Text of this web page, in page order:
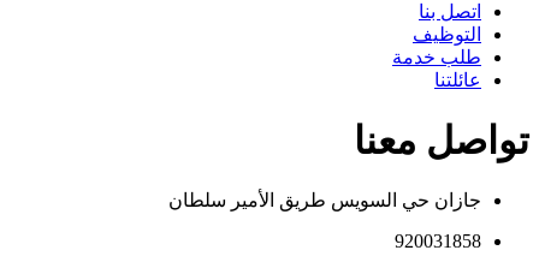
اتصل بنا
التوظيف
طلب خدمة
عائلتنا
معنا
جازان حي السويس طريق الأمير سلطان
920031858